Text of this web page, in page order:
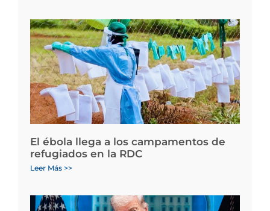
El ébola llega a los campamentos de
refugiados en la RDC
Leer Más >>